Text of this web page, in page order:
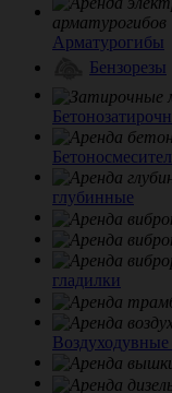
Арматурогибы
Бензорезы
глубинные
гладилки